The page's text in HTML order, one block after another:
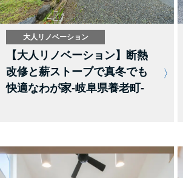
大人リノベーション
【大人リノベーション】断熱
改修と薪ストーブで真冬でも
快適なわが家-岐阜県養老町-